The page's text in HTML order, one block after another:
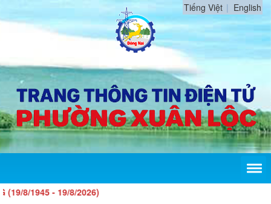
Tiếng Việt English
8/1945 - 19/8/2026)